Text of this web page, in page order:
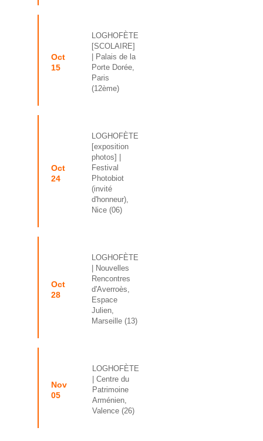
Oct
15
LOGHOFÈTE
[SCOLAIRE]
| Palais de la
Porte Dorée,
Paris
(12ème)
Oct
24
LOGHOFÈTE
[exposition
photos]
Festival
Photobiot
(invité
d'honneur),
Nice (06)
Oct
28
LOGHOFÈTE
| Nouvelles
Rencontres
d'Averroès,
Espace
Julien,
Marseille (13)
Nov
05
LOGHOFÈTE
| Centre du
Patrimoine
Arménien,
Valence (26)